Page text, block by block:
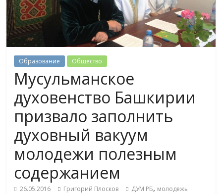
Образование Общество
Мусульманское
духовенство Башкирии
призвало заполнить
духовный вакуум
молодежи полезным
содержанием
26.05.2016 Григорий Плосков ДУМ РБ, молодежь